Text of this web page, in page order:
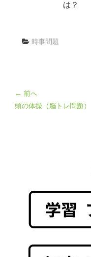
は？
時事問題
← 前へ
頭の体操（脳トレ問題）